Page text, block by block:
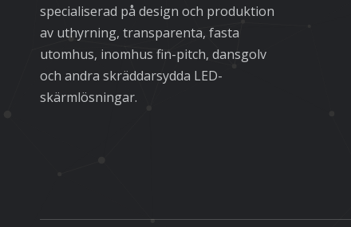
specialiserad på design och produktion
av uthyrning, transparenta, fasta
utomhus, inomhus fin-pitch, dansgolv
och andra skräddarsydda LED-
skärmlösningar.